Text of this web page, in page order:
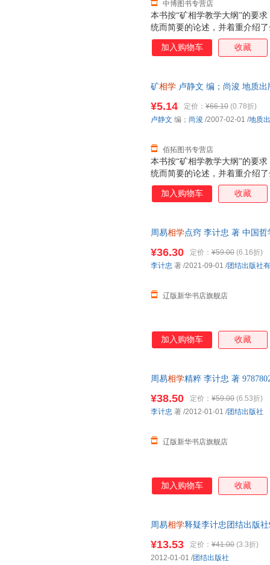
本书按“矿相学教学大纲”的要
统而简要的论述，并着重介绍
和矿物晶粒内部结构的特征及
定准则等内容。本书已纳入较
附有矿相学课程作业指导书和
用。
中博图书专营店
加入购物车 收藏
矿相学 卢静文 编；尚浚 地质
本书按“矿相学教学大纲”的要
统而简要的论述，并着重介绍
和矿物晶粒内部结构的特征及
定准则等内容。本书已纳入较
附有矿相学课程作业指导书和
用。
¥5.14 定价： ¥66.10 (0.78折)
佰拓图书专营店
卢静文 编； 尚浚 /2007-02-01 /地质
加入购物车 收藏
周易相学点窍 李计忠 著 中国哲
¥36.30 定价： ¥59.00 (6.16折)
辽版新华书店旗舰店
李计忠 著 /2021-09-01 /团结出版社
加入购物车 收藏
周易相学精粹 李计忠 著
¥38.50 定价： ¥59.00 (6.53折)
辽版新华书店旗舰店
李计忠 著 /2012-01-01 /团结出版社
加入购物车 收藏
周易相学释疑李计忠团结出版社
¥13.53 定价： ¥41.00 (3.3折)
2012-01-01 /团结出版社